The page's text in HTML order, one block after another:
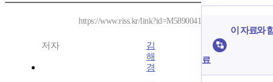
https://www.riss.kr/link?id=M5890041
저자
김
해
경
이 자료와
료